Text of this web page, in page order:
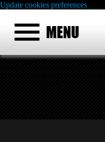
Update cookies preferences